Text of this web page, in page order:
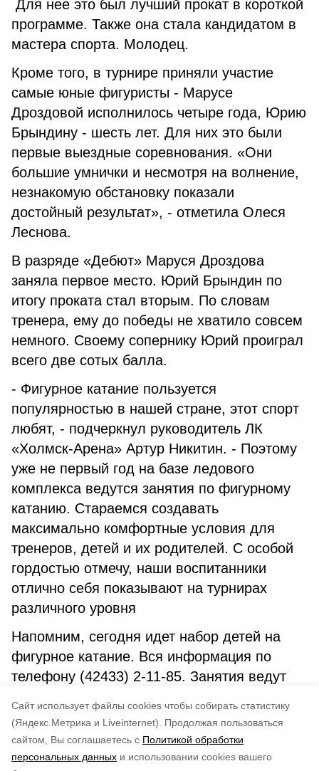
Cайт использует файлы cookies чтобы собирать статистику
(Яндекс.Метрика и Liveinternet).
Продолжая пользоваться
сайтом, Вы соглашаетесь с Политикой обработки
персональных данных и использовании cookies вашего
Для нее это был лучший прокат в короткой
программе. Также она стала кандидатом в
мастера спорта. Молодец.
Кроме того, в турнире приняли участие
самые юные фигуристы - Марусе
Дроздовой исполнилось четыре года, Юрию
Брындину - шесть лет. Для них это были
первые выездные соревнования. «Они
большие умнички и несмотря на волнение,
незнакомую обстановку показали
достойный результат», - отметила Олеся
Леснова.
В разряде «Дебют» Маруся Дроздова
заняла первое место. Юрий Брындин по
итогу проката стал вторым. По словам
тренера, ему до победы не хватило совсем
немного. Своему сопернику Юрий проиграл
всего две сотых балла.
- Фигурное катание пользуется
популярностью в нашей стране, этот спорт
любят, - подчеркнул руководитель ЛК
«Холмск-Арена» Артур Никитин. - Поэтому
уже не первый год на базе ледового
комплекса ведутся занятия по фигурному
катанию. Стараемся создавать
максимально комфортные условия для
тренеров, детей и их родителей. С особой
гордостью отмечу, наши воспитанники
отлично себя показывают на турнирах
различного уровня
Напомним, сегодня идет набор детей на
фигурное катание. Вся информация по
телефону (42433) 2-11-85. Занятия ведут
Шубин Александр Александрович.
по оценке